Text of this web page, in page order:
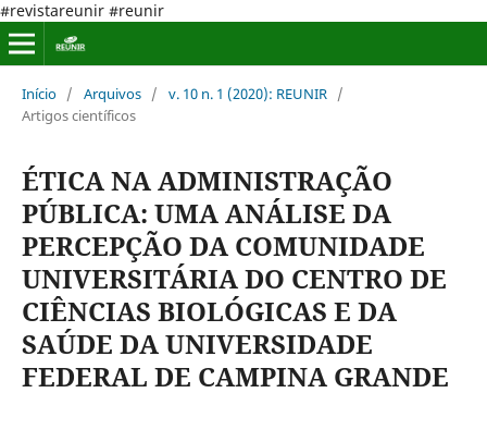
#revistareunir #reunir
Início / Arquivos / v. 10 n. 1 (2020): REUNIR /
Artigos científicos
ÉTICA NA ADMINISTRAÇÃO
PÚBLICA: UMA ANÁLISE DA
PERCEPÇÃO DA COMUNIDADE
UNIVERSITÁRIA DO CENTRO DE
CIÊNCIAS BIOLÓGICAS E DA
SAÚDE DA UNIVERSIDADE
FEDERAL DE CAMPINA GRANDE